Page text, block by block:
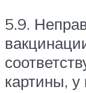
5.9.
картины, у